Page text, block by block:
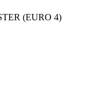
(EURO 4)